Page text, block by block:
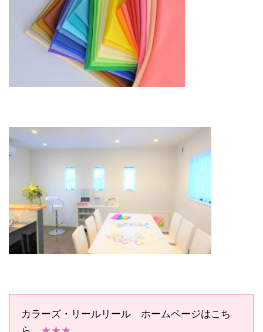
カラーズ・リールリール ホームページはこち